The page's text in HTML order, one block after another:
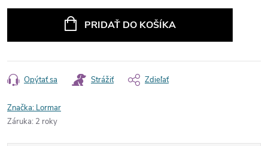
PRIDAŤ DO KOŠÍKA
Opýtať sa Strážiť Zdieľať
Značka: Lormar
Záruka: 2 roky